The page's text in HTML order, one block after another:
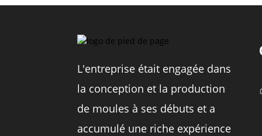
L'entreprise était engagée dans
la conception et la production
de moules à ses débuts et a
accumulé une riche expérience